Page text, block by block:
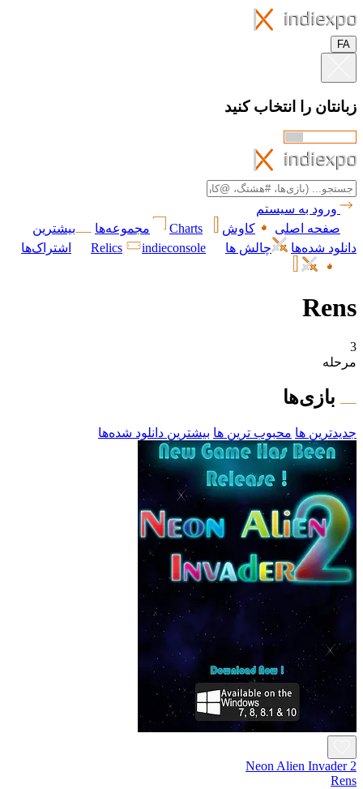
FA
زبانتان را انتخاب کنید
ورود به سیستم
صفحه اصلی
کاوش Charts مجموعه‌ها
بیشترین
دانلود شده‌ها
چالش ها Relics indieconsole اشتراک‌ها
Rens
3
مرحله
بازی‌ها
جدیدترین ها محبوب ترین ها بیشترین دانلود شده‌ها
Neon Alien Invader 2
Rens